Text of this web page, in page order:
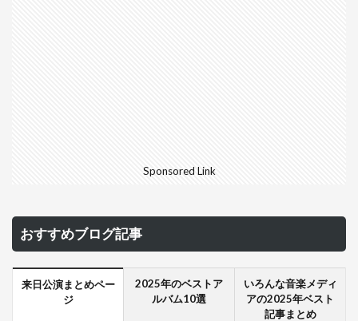
Sponsored Link
おすすめブログ記事
来日公演まとめペー
ジ
2025年のベストア
ルバム10選
いろんな音楽メディ
アの2025年ベスト
記事まとめ